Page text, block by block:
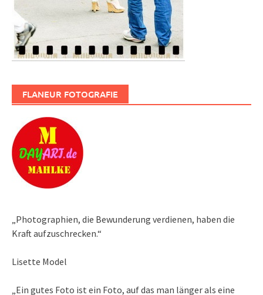
FLANEUR FOTOGRAFIE
„Photographien, die Bewunderung verdienen, haben die
Kraft aufzuschrecken.“
Lisette Model
„Ein gutes Foto ist ein Foto, auf das man länger als eine